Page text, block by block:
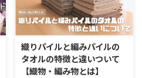
織りパイルと編みパイルの
タオルの特徴と違いついて
【織物・編み物とは】